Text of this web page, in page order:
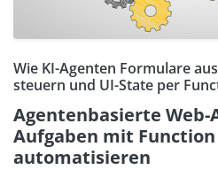
Wie KI-Agenten Formulare
steuern und UI-State per
Agentenbasierte Web-
Aufgaben mit
automatisieren